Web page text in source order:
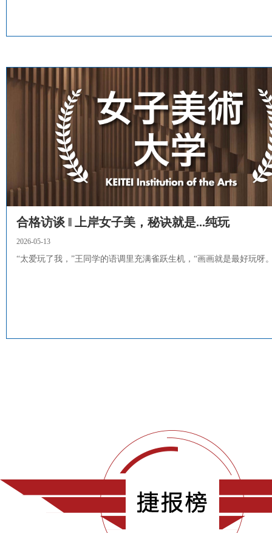
合格访谈 ‖ 上岸女子美，秘诀就是...纯玩
2026-05-13
“太爱玩了我，”王同学的语调里充满雀跃生机，“画画就是最好玩呀